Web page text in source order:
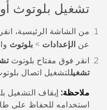
VIVERSE
البرامج + التطبيقات
الدعم
أجهزة HTC والملحقات
تشغيل بلوتوث
من الشاشة الرئيسية،
عن الإعدادات > بلوتوث
انقر فوق مفتاح بلوتوث
تشغيللتشغيل اتصال
ملاحظة: إيقاف التشغيل
استخدامه للحفاظ على